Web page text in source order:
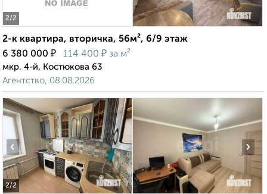
2/2
2-к квартира, вторичка, 56м², 6/9 этаж
6 380 000 ₽ 114 400 ₽ за м²
мкр. 4-й, Костюкова 63
Агентство, 08.08.2026
2/2
‹ ›